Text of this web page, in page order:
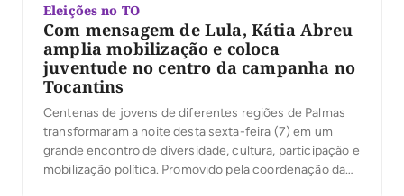
Eleições no TO
Com mensagem de Lula, Kátia Abreu
amplia mobilização e coloca
juventude no centro da campanha no
Tocantins
Centenas de jovens de diferentes regiões de Palmas
transformaram a noite desta sexta-feira (7) em um
grande encontro de diversidade, cultura, participação e
mobilização política. Promovido pela coordenação da